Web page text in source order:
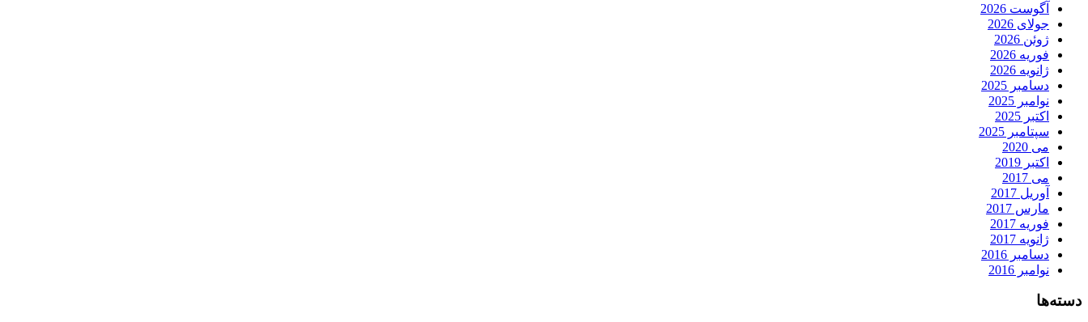
آگوست 2026
جولای 2026
ژوئن 2026
فوریه 2026
ژانویه 2026
دسامبر 2025
نوامبر 2025
اکتبر 2025
سپتامبر 2025
می 2020
اکتبر 2019
می 2017
آوریل 2017
مارس 2017
فوریه 2017
ژانویه 2017
دسامبر 2016
نوامبر 2016
دسته‌ها